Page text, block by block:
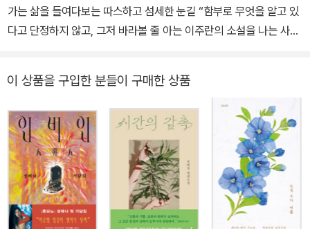
가는 삶을 들여다보는 따스하고 섬세한 눈길 “함부로 무엇을 알고 있
다고 단정하지 않고, 그저 바라볼 줄 아는 이주란의 소설을 나는 사랑
백을 세심히 들여다볼 줄 아는 이주란 소설가, 그가 김준성문학상을
수상한 첫번째 소설집 『모두 다른 아버지』 이후 두번째 소설집을 내
놓았다. 『한 사람을 위한 마음』에는 ‘공감한다는 것만으로도 위로가
성립될 수 있다는 묘한 깨달음’을 느꼈다는 은희경 소설가의 심사평
과 함께 2019년 젊은작가상을 수상한 「넌 쉽게 말했지만」, 문학과지
성사의 ‘이 계절의 소설’에 선정된 「멀리 떨어진 곳의 이야기」, 현대문
학상과 김유정문학상의 후보에 오른 표제작 「한 사람을 위한 마음」 등
9편의 단편이 실려 있다. 젊은작가상의 심사를 맡은 권희철 평론가는
이 상품을 구입한 분들이 구매한 상품